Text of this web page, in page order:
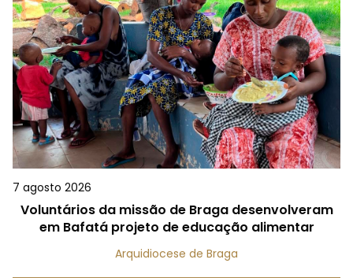
7 agosto 2026
Voluntários da missão de Braga desenvolveram
em Bafatá projeto de educação alimentar
Arquidiocese de Braga